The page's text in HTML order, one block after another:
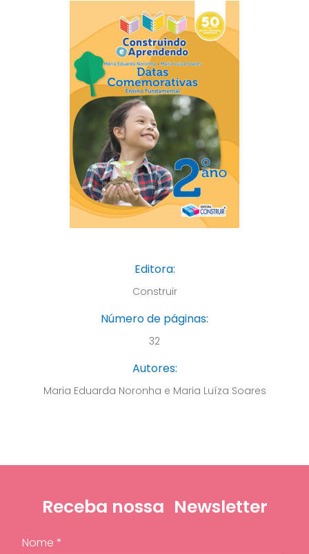
Editora:
Construir
Número de páginas:
32
Autores:
Maria Eduarda Noronha e Maria Luíza Soares
Receba nossa Newsletter
Nome *